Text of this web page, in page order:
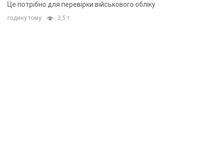
Це потрібно для перевірки військового обліку
годину тому 3,5 т.